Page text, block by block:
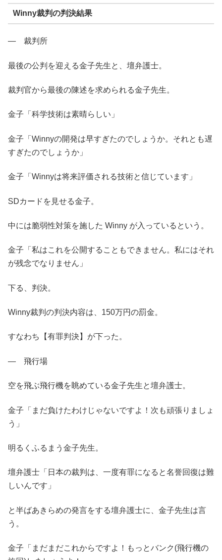
Winny裁判の判決結果
― 裁判所
最後の公判を迎える金子先生と、壇弁護士。
裁判官から最後の陳述を求められる金子先生。
金子「科学技術は素晴らしい」
金子「Winnyの開発は早すぎたのでしょうか。それとも遅
すぎたのでしょうか」
金子「Winnyは将来評価される技術と信じています」
SDカードを見せる金子。
中には脆弱性対策を施した Winny が入っているという。
金子「私はこれを公開することもできません。私にはそれ
が残念でなりません」
下る、判決。
Winny裁判の判決内容は、150万円の罰金。
すなわち【有罪判決】が下った。
― 飛行場
空を飛ぶ飛行機を眺めている金子先生と壇弁護士。
金子「まだ負けたわけじゃないですよ！次も頑張りましょ
う」
明るくふるまう金子先生。
壇弁護士「日本の裁判は、一度有罪になると名誉回復は難
しいんです」
と半ばあきらめの発言をする壇弁護士に、金子先生は言
う。
金子「まだまだこれからですよ！もっとバンク(飛行機の